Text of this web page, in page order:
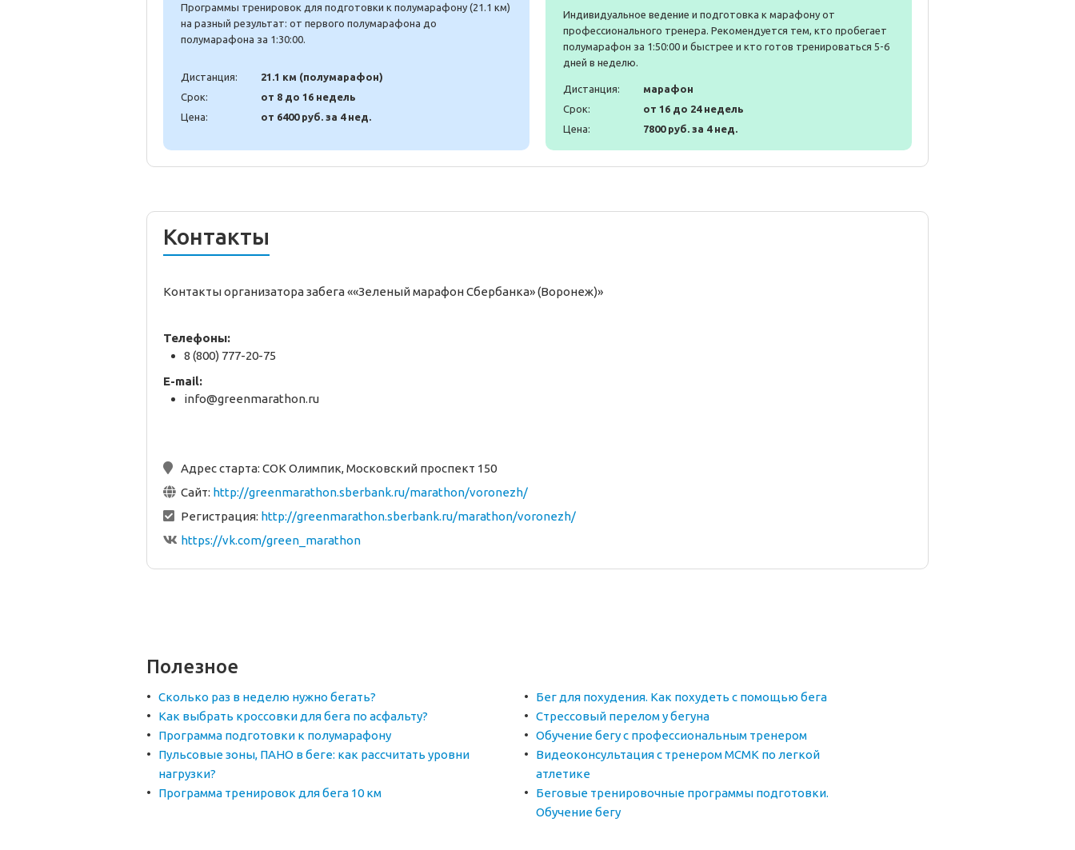
Программы тренировок для подготовки к полумарафону (21.1 км)
на разный результат: от первого полумарафона до
полумарафона за 1:30:00.
Дистанция:
21.1 км (полумарафон)
Срок:
от 8 до 16 недель
Цена:
от 6400 руб. за 4 нед.
Индивидуальное ведение и подготовка к марафону от
профессионального тренера. Рекомендуется тем, кто пробегает
полумарафон за 1:50:00 и быстрее и кто готов тренироваться 5-6
дней в неделю.
Дистанция:
марафон
Срок:
от 16 до 24 недель
Цена:
7800 руб. за 4 нед.
Контакты
Контакты организатора забега ««Зеленый марафон Сбербанка» (Воронеж)»
Телефоны:
8 (800) 777-20-75
E-mail:
info@greenmarathon.ru
Адрес старта: СОК Олимпик, Московский проспект 150
Сайт: http://greenmarathon.sberbank.ru/marathon/voronezh/
Регистрация: http://greenmarathon.sberbank.ru/marathon/voronezh/
https://vk.com/green_marathon
Полезное
Сколько раз в неделю нужно бегать?
Бег для похудения. Как похудеть с помощью бега
Как выбрать кроссовки для бега по асфальту?
Стрессовый перелом у бегуна
Программа подготовки к полумарафону
Обучение бегу с профессиональным тренером
Пульсовые зоны, ПАНО в беге: как рассчитать уровни
нагрузки?
Видеоконсультация с тренером МСМК по легкой
атлетике
Программа тренировок для бега 10 км
Беговые тренировочные программы подготовки.
Обучение бегу